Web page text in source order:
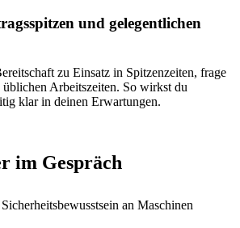
und gelegentlichen
zu Einsatz in Spitzenzeiten, frage
üblichen Arbeitszeiten. So wirkst du
klar in deinen Erwartungen.
im Gespräch
an Maschinen